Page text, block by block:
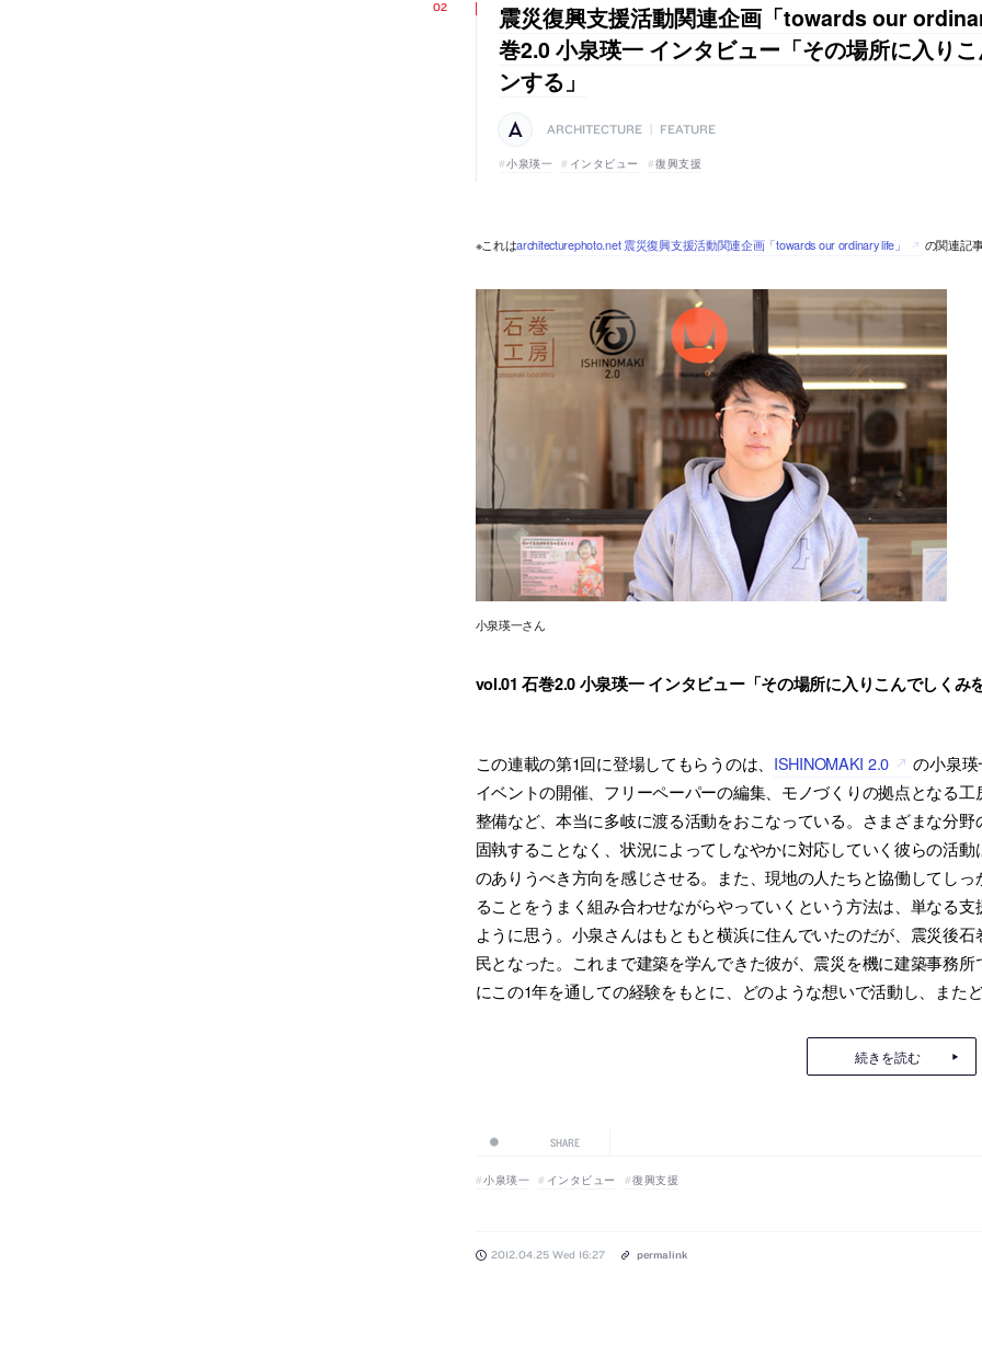
震災復興支援活動関連企画「towards our
巻2.0 小泉瑛一 インタビュー「その場所に入り
ンする」
ARCHITECTURE FEATURE
小泉瑛一 インタビュー 復興支援
※これはarchitecturephoto.net 震災復興支援活動関連企画「towards our ordinary life」 の関連記
小泉瑛一さん
vol.01 石巻2.0 小泉瑛一 インタビュー「その場所に入りこんでしくみ
この連載の第1回に登場してもらうのは、 ISHINOMAKI 2.0
の小泉瑛
イベントの開催、フリーペーパーの編集、モノづくりの拠点となる
整備など、本当に多岐に渡る活動をおこなっている。さまざまな分
固執することなく、状況によってしなやかに対応していく彼らの活
のありうべき方向を感じさせる。また、現地の人たちと協働してし
ることをうまく組み合わせながらやっていくという方法は、単なる
ように思う。小泉さんはもともと横浜に住んでいたのだが、震災後
民となった。これまで建築を学んできた彼が、震災を機に建築事務
にこの1年を通しての経験をもとに、どのような想いで活動し、また
続きを読む
SHARE
小泉瑛一 インタビュー 復興支援
2012.04.25 Wed 16:27 permalink